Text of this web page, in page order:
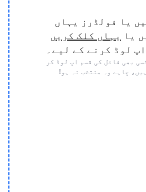
یا فولڈرز یہاں
یا یہاں کلک کریں
لوڈ کرنے کے لیے۔
بھی فائل کی قسم اپ لوڈ کر
چاہے وہ منتخب نہ ہو!